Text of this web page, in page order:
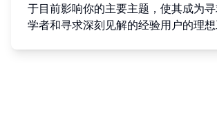
于目前影响你的主要主题，使其成为
学者和寻求深刻见解的经验用户的理想